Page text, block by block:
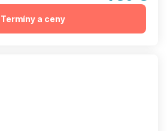
Termíny a ceny